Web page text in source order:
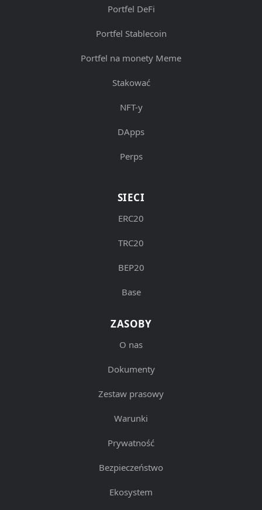
Portfel DeFi
Portfel Stablecoin
Portfel na monety Meme
Stakować
NFT-y
DApps
Perps
SIECI
ERC20
TRC20
BEP20
Base
ZASOBY
O nas
Dokumenty
Zestaw prasowy
Warunki
Prywatność
Bezpieczeństwo
Ekosystem